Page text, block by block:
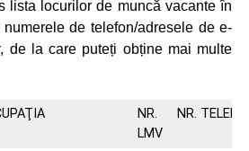
lista locurilor de muncă vacante în
de telefon/adresele de e-
de la care puteți obține mai multe
NR.
LMV
NR.